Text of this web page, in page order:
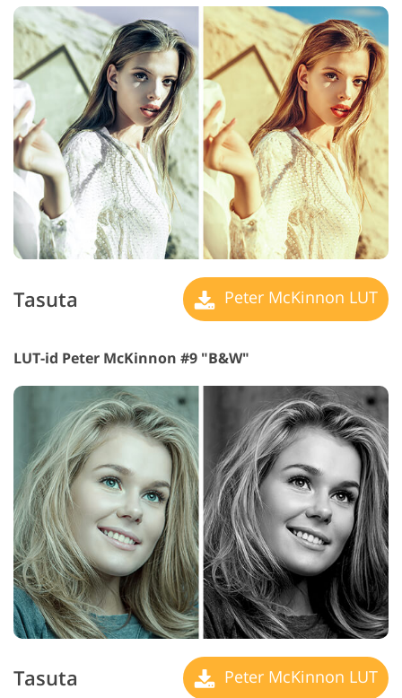
Tasuta Peter McKinnon LUT
LUT-id Peter McKinnon #9 "B&W"
Tasuta Peter McKinnon LUT